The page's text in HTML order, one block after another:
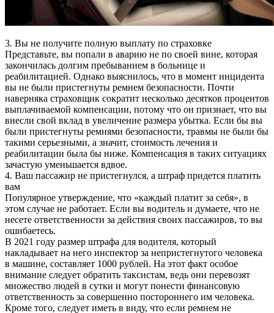
3. Вы не получите полную выплату по страховке
Представьте, вы попали в аварию не по своей вине, которая
закончилась долгим пребыванием в больнице и
реабилитацией. Однако выяснилось, что в момент инцидента
вы не были пристегнуты ремнем безопасности. Почти
наверняка страховщик сократит несколько десятков процентов
выплачиваемой компенсации, потому что он признает, что вы
внесли свой вклад в увеличение размера убытка. Если бы вы
были пристегнуты ремнями безопасности, травмы не были бы
такими серьезными, а значит, стоимость лечения и
реабилитации была бы ниже. Компенсация в таких ситуациях
зачастую уменьшается вдвое.
4. Ваш пассажир не пристегнулся, а штраф придется платить
вам
Популярное утверждение, что «каждый платит за себя», в
этом случае не работает. Если вы водитель и думаете, что не
несете ответственности за действия своих пассажиров, то вы
ошибаетесь.
В 2021 году размер штрафа для водителя, который
накладывает на него инспектор за непристегнутого человека
в машине, составляет 1000 рублей. На этот факт особое
внимание следует обратить таксистам, ведь они перевозят
множество людей в сутки и могут понести финансовую
ответственность за совершенно постороннего им человека.
Кроме того, следует иметь в виду, что если ремнем не